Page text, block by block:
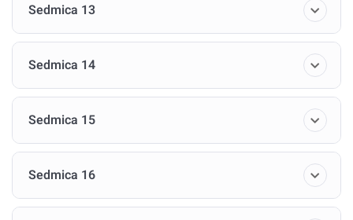
Sedmica 13
Sedmica 14
Sedmica 15
Sedmica 16